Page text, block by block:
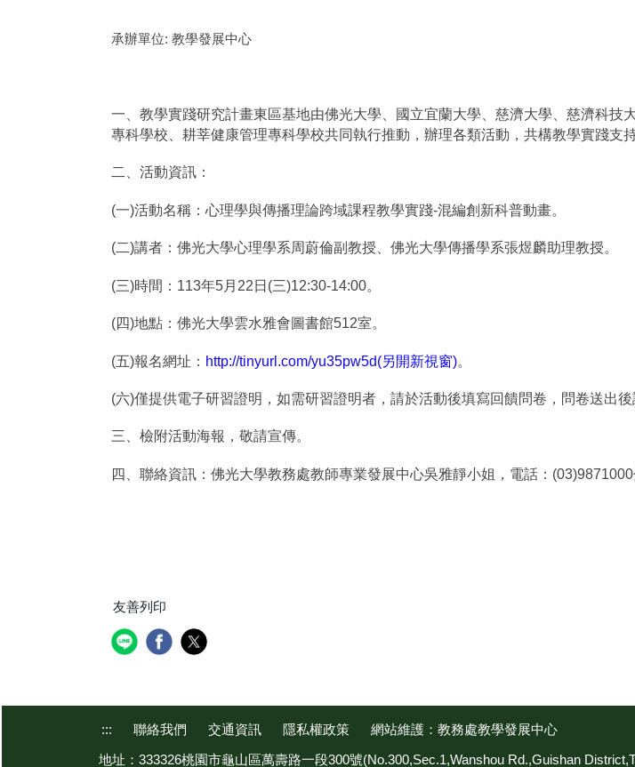
承辦單位: 教學發展中心
一、教學實踐研究計畫東區基地由佛光大學、國立宜蘭大學、慈濟大學、慈濟科
專科學校、耕莘健康管理專科學校共同執行推動，辦理各類活動，共構教學實踐支
二、活動資訊：
(一)活動名稱：心理學與傳播理論跨域課程教學實踐-混編創新科普動畫。
(二)講者：佛光大學心理學系周蔚倫副教授、佛光大學傳播學系張煜麟助理教授。
(三)時間：113年5月22日(三)12:30-14:00。
(四)地點：佛光大學雲水雅會圖書館512室。
(五)報名網址： http://tinyurl.com/yu35pw5d(另開新視窗)。
(六)僅提供電子研習證明，如需研習證明者，請於活動後填寫回饋問卷，問卷送出
三、檢附活動海報，敬請宣傳。
四、聯絡資訊：佛光大學教務處教師專業發展中心吳雅靜小姐，電話：(03)9871000
友善列印
::: 聯絡我們 交通資訊 隱私權政策
網站維護：教務處教學發展中心
地址：333326桃園市龜山區萬壽路一段300號(No.300,Sec.1,Wanshou Rd.,Guishan